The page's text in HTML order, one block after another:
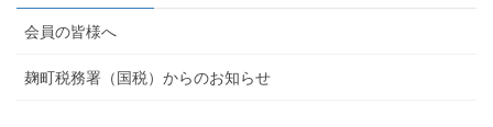
会員の皆様へ
麹町税務署（国税）からのお知らせ